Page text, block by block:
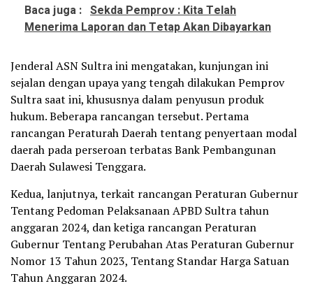
Baca juga : Sekda Pemprov : Kita Telah
Menerima Laporan dan Tetap Akan Dibayarkan
Jenderal ASN Sultra ini mengatakan, kunjungan ini
sejalan dengan upaya yang tengah dilakukan Pemprov
Sultra saat ini, khususnya dalam penyusun produk
hukum. Beberapa rancangan tersebut. Pertama
rancangan Peraturah Daerah tentang penyertaan modal
daerah pada perseroan terbatas Bank Pembangunan
Daerah Sulawesi Tenggara.
Kedua, lanjutnya, terkait rancangan Peraturan Gubernur
Tentang Pedoman Pelaksanaan APBD Sultra tahun
anggaran 2024, dan ketiga rancangan Peraturan
Gubernur Tentang Perubahan Atas Peraturan Gubernur
Nomor 13 Tahun 2023, Tentang Standar Harga Satuan
Tahun Anggaran 2024.